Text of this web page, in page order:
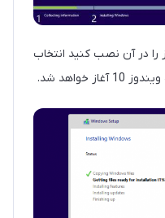
را در آن نصب کنید انتخاب